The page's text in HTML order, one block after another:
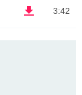
3:42